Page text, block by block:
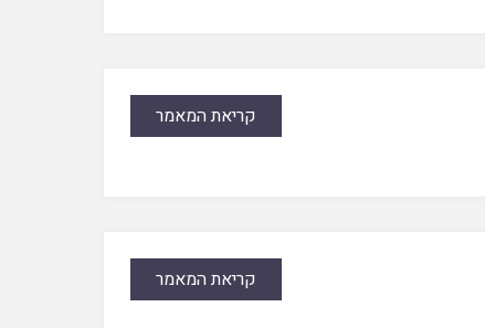
קריאת המאמר
קריאת המאמר